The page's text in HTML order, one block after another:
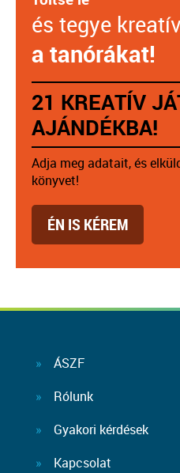
és tegye
a tanórákat!
21 KREATÍV
AJÁNDÉKBA!
Adja meg adatait, és
könyvet!
ÉN IS KÉREM
ÁSZF
Rólunk
Gyakori kérdések
Kapcsolat